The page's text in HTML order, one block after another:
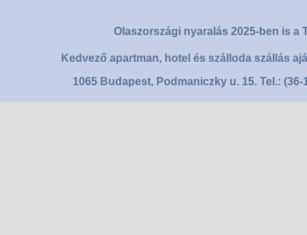
Olaszországi nyaralás 2025-ben is a
Kedvező apartman, hotel és szálloda szállás
1065 Budapest, Podmaniczky u. 15. Tel.: